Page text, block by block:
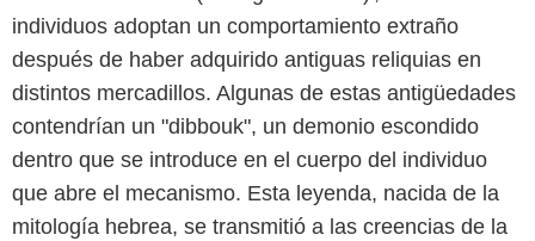
individuos adoptan un comportamiento extraño
después de haber adquirido antiguas reliquias en
distintos mercadillos. Algunas de estas antigüedades
contendrían un "dibbouk", un demonio escondido
dentro que se introduce en el cuerpo del individuo
que abre el mecanismo. Esta leyenda, nacida de la
mitología hebrea, se transmitió a las creencias de la